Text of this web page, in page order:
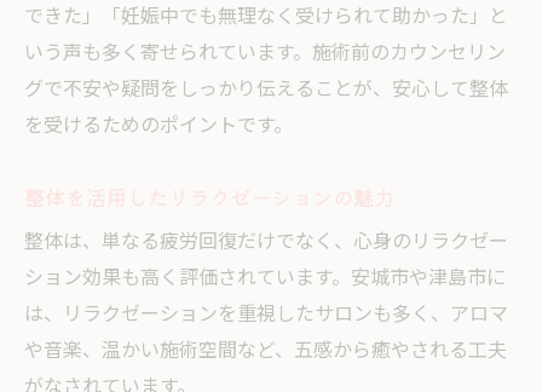
できた」「妊娠中でも無理なく受けられて助かった」と
いう声も多く寄せられています。施術前のカウンセリン
グで不安や疑問をしっかり伝えることが、安心して整体
を受けるためのポイントです。
整体は、単なる疲労回復だけでなく、心身のリラクゼー
ション効果も高く評価されています。安城市や津島市に
は、リラクゼーションを重視したサロンも多く、アロマ
や音楽、温かい施術空間など、五感から癒やされる工夫